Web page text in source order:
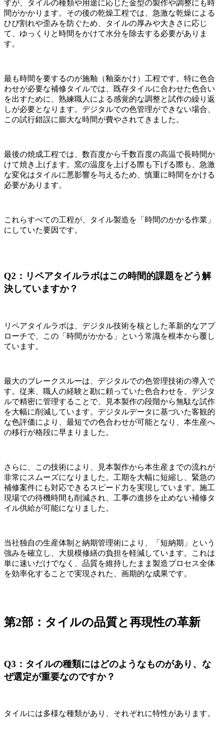
すが、タイルの種類や用途に応じた金型の製作や調整にも時
間がかかります。その後の乾燥工程では、急激な乾燥による
ひび割れや歪みを防ぐため、タイルの厚みや大きさに応じ
て、ゆっくりと時間をかけて水分を除去する必要がありま
す。
最も時間を要するのが施釉（釉薬かけ）工程です。特に色合
わせが必要な補修タイルでは、既存タイルに合わせた色合い
を出すために、熟練職人による感覚的な調整と試作の繰り返
しが必要となります。デジタルでの色管理ができない場合、
この試行錯誤に膨大な時間が費やされてきました。
最後の焼成工程では、数百度から千数百度の高温で長時間か
けて焼き上げます。窯の温度を上げる際も下げる際も、急激
な変化はタイルに悪影響を与えるため、慎重に時間をかける
必要があります。
これらすべての工程が、タイル製造を「時間のかかる作業」
にしていた要因です。
Q2：リペアタイルラボはこの時間的課題をどう解
決していますか？
リペアタイルラボは、デジタル技術を核とした革新的なアプ
ローチで、この「時間がかかる」という常識を根本から覆し
ています。
最大のブレークスルーは、デジタルでの色管理技術の導入で
す。従来、職人の経験と勘に頼っていた色合わせを、デジタ
ルで精密に管理することで、見本製作の段階から無駄な試作
を大幅に削減しています。デジタルデータに基づいた客観的
な色評価により、最短での色合わせが可能となり、本生産へ
の移行が格段に早まりました。
さらに、この技術により、見本製作から本生産までの流れが
非常にスムーズになりました。工期を大幅に短縮し、緊急の
補修案件にも対応できるスピード力を実現しています。施工
現場での待機時間も削減され、工事の進捗を止めない補修タ
イル供給が可能になりました。
当社独自の生産体制と納期管理術により、「短納期」という
強みを確立し、大規模修繕の負担を軽減しています。これは
単に速いだけでなく、品質を維持したまま製造プロセス全体
を効率化することで実現された、画期的な成果です。
第2部：タイルの品質と再現性の革新
Q3：タイルの種類にはどのようなものがあり、な
ぜ選定が重要なのですか？
タイルには多様な種類があり、それぞれに特性があります。